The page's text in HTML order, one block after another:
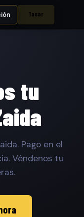
Tasar
tu
Pago en el
Véndenos tu